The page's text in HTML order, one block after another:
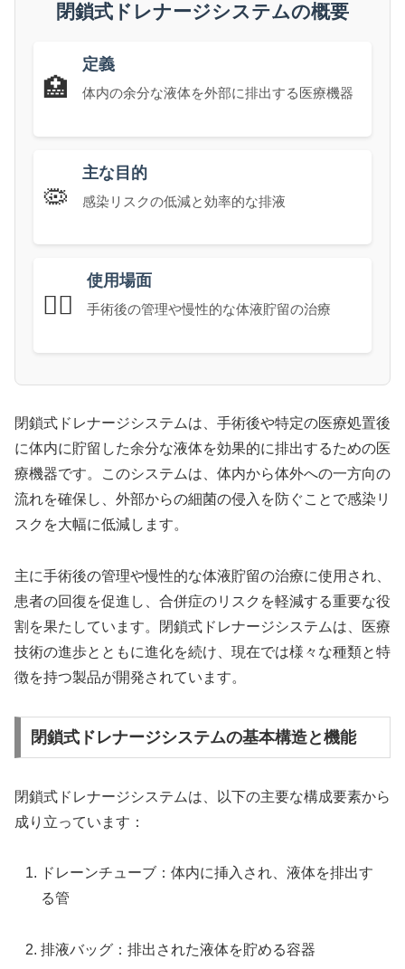
閉鎖式ドレナージシステムの概要
🏥
定義
体内の余分な液体を外部に排出する医療機器
🦠
主な目的
感染リスクの低減と効率的な排液
👨‍⚕️
使用場面
手術後の管理や慢性的な体液貯留の治療
閉鎖式ドレナージシステムは、手術後や特定の医療処置後
に体内に貯留した余分な液体を効果的に排出するための医
療機器です。このシステムは、体内から体外への一方向の
流れを確保し、外部からの細菌の侵入を防ぐことで感染リ
スクを大幅に低減します。
主に手術後の管理や慢性的な体液貯留の治療に使用され、
患者の回復を促進し、合併症のリスクを軽減する重要な役
割を果たしています。閉鎖式ドレナージシステムは、医療
技術の進歩とともに進化を続け、現在では様々な種類と特
徴を持つ製品が開発されています。
閉鎖式ドレナージシステムの基本構造と機能
閉鎖式ドレナージシステムは、以下の主要な構成要素から
成り立っています：
ドレーンチューブ：体内に挿入され、液体を排出す
る管
排液バッグ：排出された液体を貯める容器